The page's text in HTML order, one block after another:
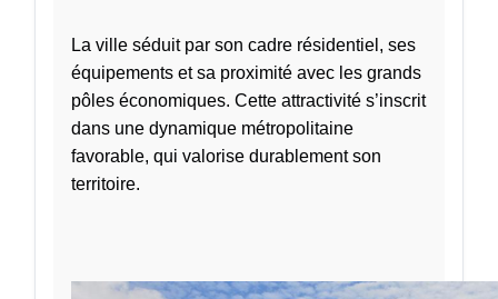
La ville séduit par son cadre résidentiel, ses
équipements et sa proximité avec les grands
pôles économiques. Cette attractivité s’inscrit
dans une dynamique métropolitaine
favorable, qui valorise durablement son
territoire.